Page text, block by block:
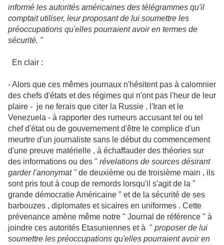
informé les autorités américaines des télégrammes qu'il
comptait utiliser, leur proposant de lui soumettre les
préoccupations qu'elles pourraient avoir en termes de
sécurité. "
En clair :
- Alors que ces mêmes journaux n'hésitent pas à calomnier
des chefs d'états et des régimes qui n'ont pas l'heur de leur
plaire - je ne ferais que citer la Russie , l'Iran et le
Venezuela - à rapporter des rumeurs accusant tel ou tel
chef d'état ou de gouvernement d'être le complice d'un
meurtre d'un journaliste sans le début du commencement
d'une preuve matérielle , à échaffauder des théories sur
des informations ou des " révelations de sources désirant
garder l'anonymat "de deuxième ou de troisième main , ils
sont pris tout à coup de remords lorsqu'il s'agit de la "
grande démocratie Américaine " et de la sécurité de ses
barbouzes , diplomates et sicaires en uniformes . Cette
prévenance amène même notre " Journal de référence " à
joindre ces autorités Etasuniennes et à " proposer de lui
soumettre les préoccupations qu'elles pourraient avoir en